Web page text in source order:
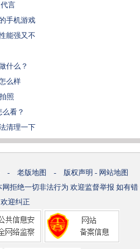
言
手机游戏
能强又不
什么？
么样
照
看？
清理一下
- 老版地图 - 版权声明 - 网站地图
网拒绝一切非法行为 欢迎监督举报 如有错
迎纠正